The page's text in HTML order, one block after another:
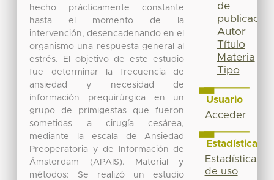
hecho prácticamente constante
hasta el momento de la
intervención, desencadenando en el
organismo una respuesta general al
estrés. El objetivo de este estudio
fue determinar la frecuencia de
ansiedad y necesidad de
información prequirúrgica en un
grupo de primigestas que fueron
sometidas a cirugía cesárea,
mediante la escala de Ansiedad
Preoperatoria y de Información de
Ámsterdam (APAIS). Material y
métodos: Se realizó un estudio
de
publicación
Autor
Título
Materia
Tipo
Usuario
Acceder
Estadísticas
Estadísticas
de uso